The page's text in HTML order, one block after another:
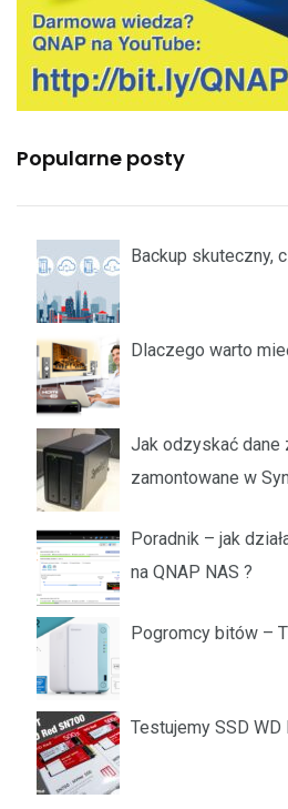
Popularne posty
Backup skuteczny,
Dlaczego warto
Jak odzyskać dane
zamontowane w
Poradnik – jak
na QNAP NAS ?
Pogromcy bitów –
Testujemy SSD